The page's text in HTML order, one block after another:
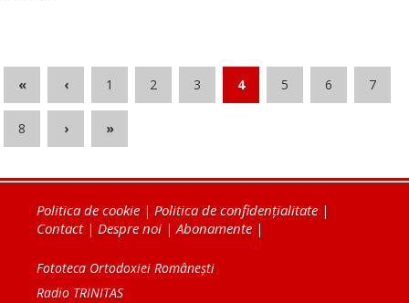
« ‹ 1 2 3 4 5 6 7
8 › »
Politica de cookie | Politica de confidențialitate |
Contact| Despre noi |Abonamente |
Fototeca Ortodoxiei Românești
Radio TRINITAS